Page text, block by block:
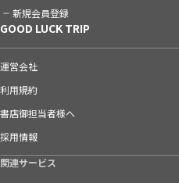
新規会員登録
GOOD LUCK TRIP
運営会社
利用規約
書店御担当者様へ
採用情報
関連サービス